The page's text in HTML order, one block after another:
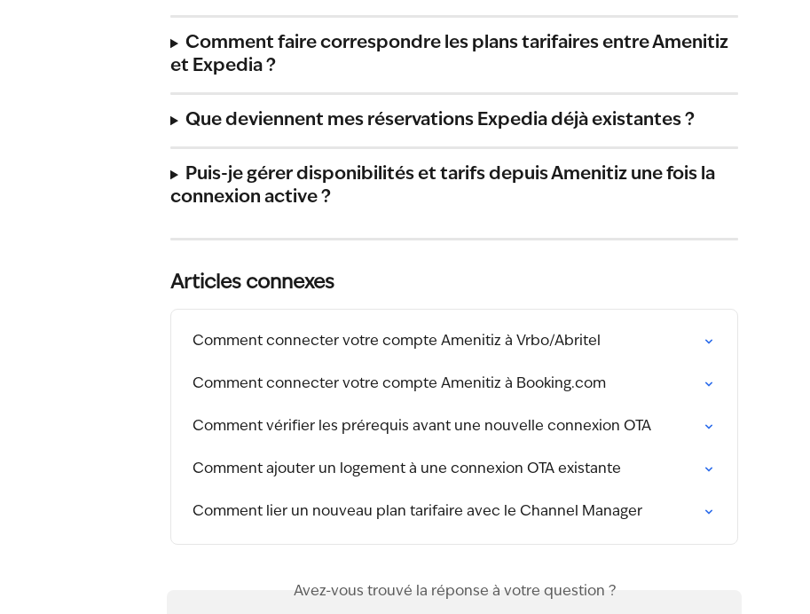
Comment faire correspondre les plans tarifaires entre Amenitiz
et Expedia ?
Que deviennent mes réservations Expedia déjà existantes ?
Puis-je gérer disponibilités et tarifs depuis Amenitiz une fois la
connexion active ?
Articles connexes
Comment connecter votre compte Amenitiz à Vrbo/Abritel
Comment connecter votre compte Amenitiz à Booking.com
Comment vérifier les prérequis avant une nouvelle connexion OTA
Comment ajouter un logement à une connexion OTA existante
Comment lier un nouveau plan tarifaire avec le Channel Manager
Avez-vous trouvé la réponse à votre question ?